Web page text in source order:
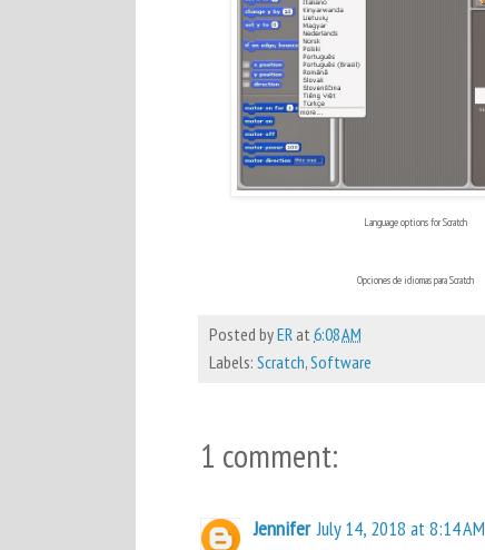
Language options for Scratch
Opciones de idiomas para Scratch
Posted byER at 6:08 AM
Labels: Scratch,Software
1 comment:
Jennifer July 14, 2018 at 8:14 AM